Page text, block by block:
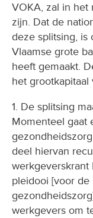
VOKA, zal in het
zijn. Dat de
deze splitsing, is
Vlaamse grote
heeft gemaakt.
het grootkapitaal
1. De splitsing
Momenteel gaat
deel hiervan
werkgeverskrant
pleidooi [voor
werkgevers om